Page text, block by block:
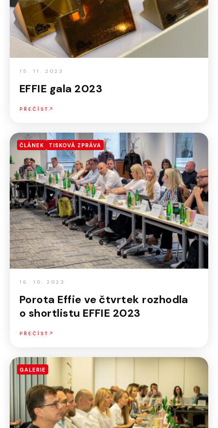
15. 11. 2023
EFFIE gala 2023
PŘEČÍST
ČLÁNEK TISKOVÁ ZPRÁVA
16. 10. 2023
Porota Effie ve čtvrtek rozhodla
o shortlistu EFFIE 2023
PŘEČÍST
GALERIE